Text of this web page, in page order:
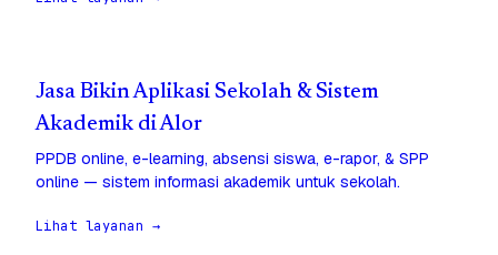
Jasa Bikin Aplikasi Sekolah & Sistem
Akademik di Alor
PPDB online, e-learning, absensi siswa, e-rapor, & SPP
online — sistem informasi akademik untuk sekolah.
Lihat layanan →